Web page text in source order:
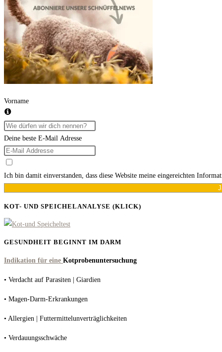
–
Was
nun?
Vorname
Deine beste E-Mail Adresse
Ich bin damit einverstanden, dass diese Website meine eingereichten
KOT- UND SPEICHELANALYSE (KLICK)
GESUNDHEIT BEGINNT IM DARM
Indikation für eine Kotprobenuntersuchung
• Verdacht auf Parasiten | Giardien
• Magen-Darm-Erkrankungen
• Allergien | Futtermittelunverträglichkeiten
• Verdauungsschwäche